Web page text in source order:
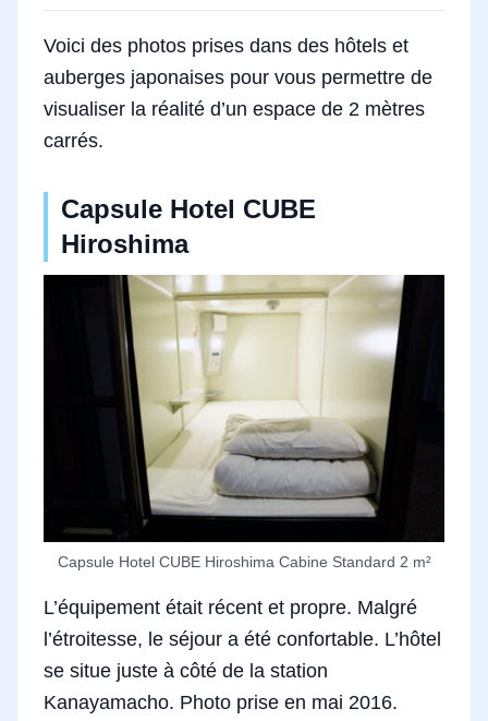
Voici des photos prises dans des hôtels et
auberges japonaises pour vous permettre de
visualiser la réalité d’un espace de 2 mètres
carrés.
Capsule Hotel CUBE
Hiroshima
Capsule Hotel CUBE Hiroshima Cabine Standard 2 m²
L’équipement était récent et propre. Malgré
l’étroitesse, le séjour a été confortable. L’hôtel
se situe juste à côté de la station
Kanayamacho. Photo prise en mai 2016.